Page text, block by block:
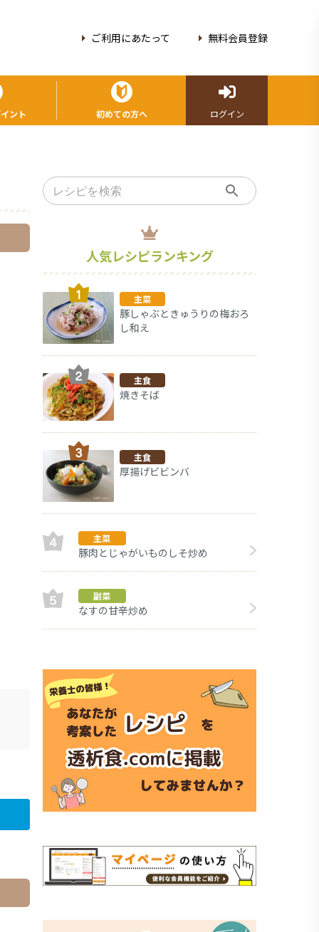
ご利用にあたって 無料会員登録
ント 初めての方へ ログイン
人気レシピランキング
主菜
豚しゃぶときゅうりの梅おろ
し和え
主食
焼きそば
主食
厚揚げビビンバ
主菜
豚肉とじゃがいものしそ炒め
副菜
なすの甘辛炒め